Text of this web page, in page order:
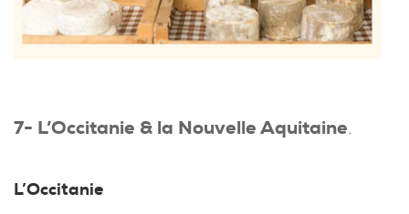
7- L’Occitanie & la Nouvelle Aquitaine.
L’Occitanie